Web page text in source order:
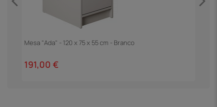
Mesa "Ada" - 120 x 75 x 55 cm - Branco
191,00 €